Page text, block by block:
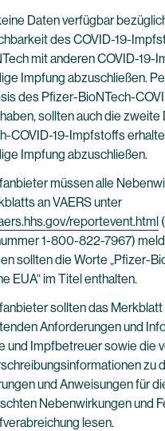
Daten verfügbar
des COVID-19-
mit anderen COVID-19-
Impfung abzuschließen.
des Pfizer-BioNTech-
sollten auch die
COVID-19-Impfstoffs
Impfung abzuschließen.
müssen alle
an VAERS unter
reportevent.html
1-800-822-7967)
sollten die Worte „Pfizer-
EUA“ im Titel enthalten.
sollten das Merkblatt
Anforderungen und
und Impfbetreuer sowie die
zu
und Anweisungen für
Nebenwirkungen und
lesen.